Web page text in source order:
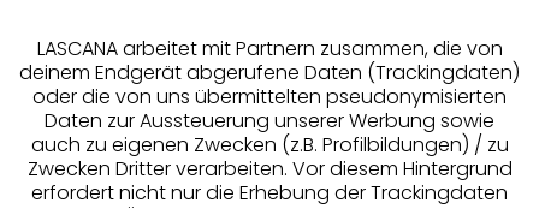
Services
LASCANA arbeitet mit Partnern zusammen, die von
deinem Endgerät abgerufene Daten (Trackingdaten)
oder die von uns übermittelten pseudonymisierten
Daten zur Aussteuerung unserer Werbung sowie
auch zu eigenen Zwecken (z.B. Profilbildungen) / zu
Zwecken Dritter verarbeiten. Vor diesem Hintergrund
erfordert nicht nur die Erhebung der Trackingdaten